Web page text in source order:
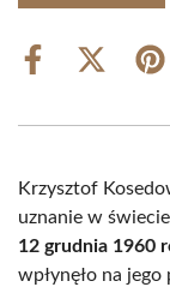
Share
Share
(Twitter)
Krzysztof
uznanie w
12 grudnia 1960
wpłynęło na